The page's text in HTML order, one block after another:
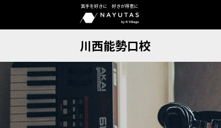
苦手を好きに 好きが得意に
川西能勢口校